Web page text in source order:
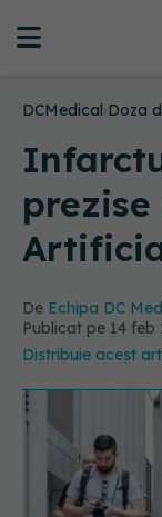
DCMedical›Doza
De Echipa DC
Publicat pe 14 feb
Distribuie acest